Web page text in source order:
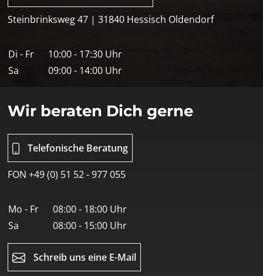
Steinbrinksweg 47 | 31840 Hessisch Oldendorf
Di - Fr
10:00 - 17:30 Uhr
Sa
09:00 - 14:00 Uhr
Wir beraten Dich gerne
Telefonische Beratung
FON +49 (0) 51 52 - 977 055
Mo - Fr
08:00 - 18:00 Uhr
Sa
08:00 - 15:00 Uhr
Schreib uns eine E-Mail